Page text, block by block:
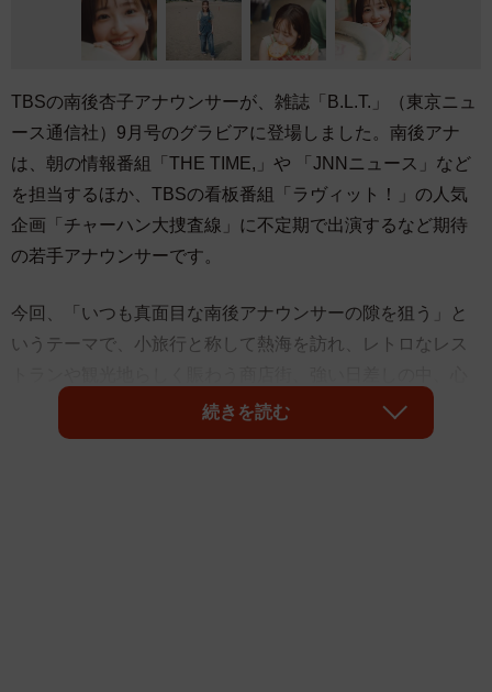
TBSの南後杏子アナウンサーが、雑誌「B.L.T.」（東京ニュ
ース通信社）9月号のグラビアに登場しました。南後アナ
は、朝の情報番組「THE TIME,」や 「JNNニュース」など
を担当するほか、TBSの看板番組「ラヴィット！」の人気
企画「チャーハン大捜査線」に不定期で出演するなど期待
の若手アナウンサーです。
今回、「いつも真面目な南後アナウンサーの隙を狙う」と
いうテーマで、小旅行と称して熱海を訪れ、レトロなレス
地良い波が寄せては返す浜辺など、あらゆるスポットを巡
りました。穏やかな空気が流れる熱海に魅了されたのか、
続きを読む